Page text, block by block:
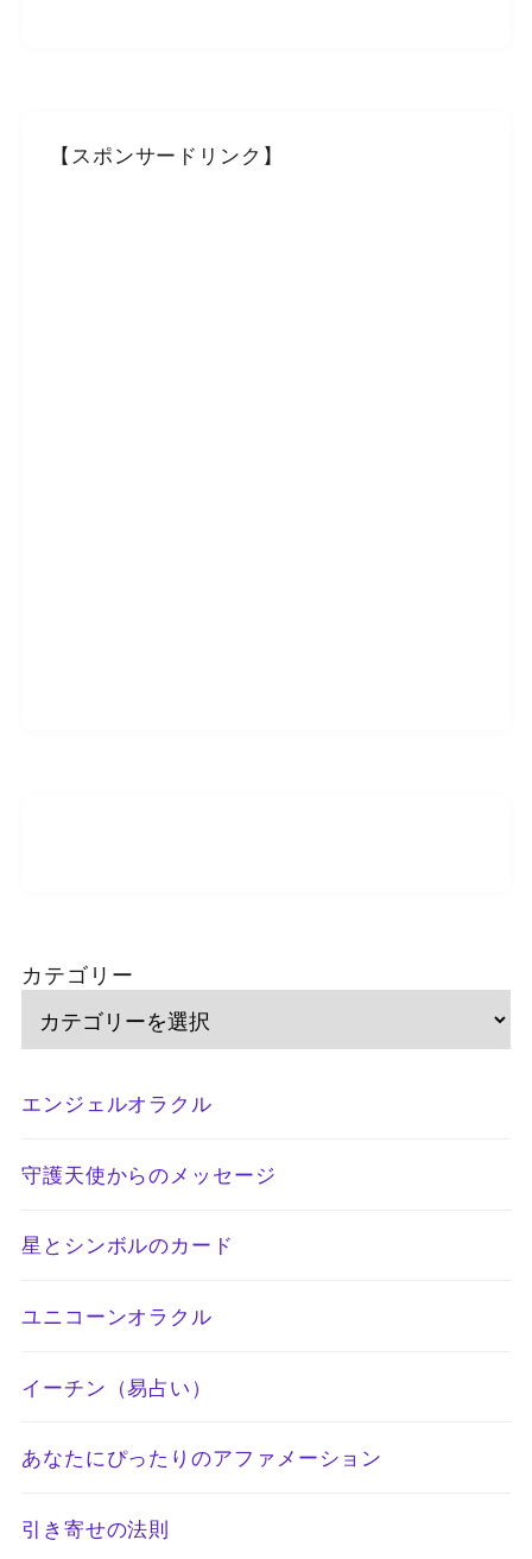
【スポンサードリンク】
カテゴリー
エンジェルオラクル
守護天使からのメッセージ
星とシンボルのカード
ユニコーンオラクル
イーチン（易占い）
あなたにぴったりのアファメーション
引き寄せの法則